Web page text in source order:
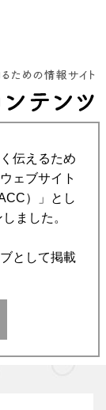
伝えるため
ェブサイト
）」とし
ました。
として掲載